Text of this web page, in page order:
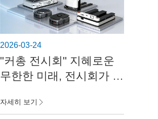
2026-03-24
"커총 전시회" 지혜로운
무한한 미래, 전시회가 미
해외 전시회 미리 보기
자세히 보기